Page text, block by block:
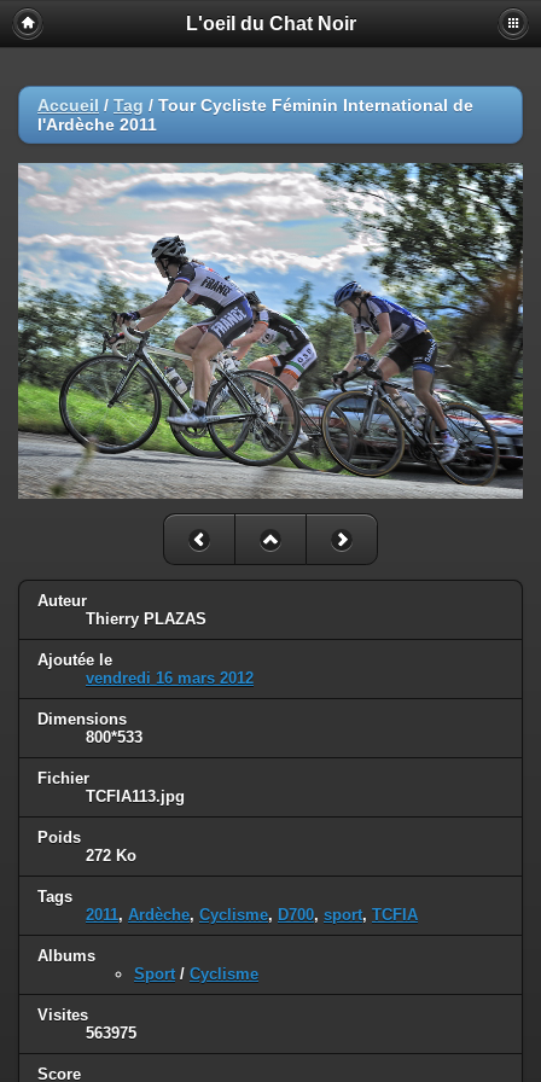
L'oeil du Chat Noir
Accueil / Tag / Tour Cycliste Féminin International de
l'Ardèche 2011
Auteur
Thierry PLAZAS
Ajoutée le
vendredi 16 mars 2012
Dimensions
800*533
Fichier
TCFIA113.jpg
Poids
272 Ko
Tags
2011, Ardèche, Cyclisme, D700, sport, TCFIA
Albums
Sport / Cyclisme
Visites
563975
Score